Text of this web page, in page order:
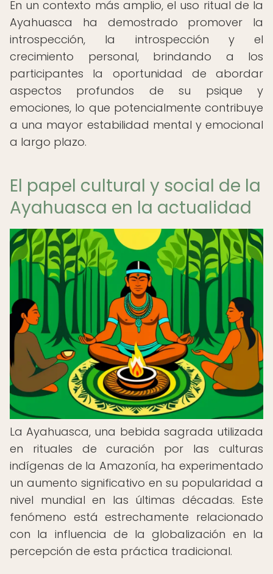
En un contexto más amplio, el uso ritual de la
Ayahuasca ha demostrado promover la
introspección, la introspección y el
crecimiento personal, brindando a los
participantes la oportunidad de abordar
aspectos profundos de su psique y
emociones, lo que potencialmente contribuye
a una mayor estabilidad mental y emocional
a largo plazo.
El papel cultural y social de la
Ayahuasca en la actualidad
La Ayahuasca, una bebida sagrada utilizada
en rituales de curación por las culturas
indígenas de la Amazonía, ha experimentado
un aumento significativo en su popularidad a
nivel mundial en las últimas décadas. Este
fenómeno está estrechamente relacionado
con la influencia de la globalización en la
percepción de esta práctica tradicional.